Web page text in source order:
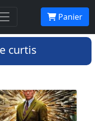
Panier
curtis